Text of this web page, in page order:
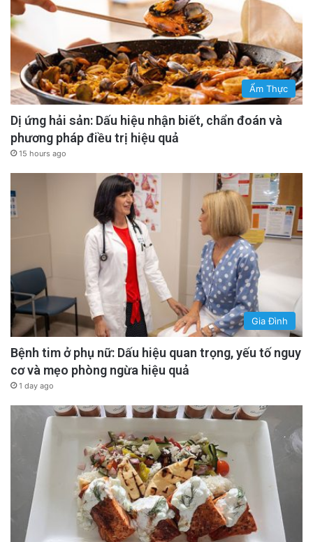
Ẩm Thực
Dị ứng hải sản: Dấu hiệu nhận biết, chẩn đoán và
phương pháp điều trị hiệu quả
15 hours ago
Gia Đình
Bệnh tim ở phụ nữ: Dấu hiệu quan trọng, yếu tố nguy
cơ và mẹo phòng ngừa hiệu quả
1 day ago